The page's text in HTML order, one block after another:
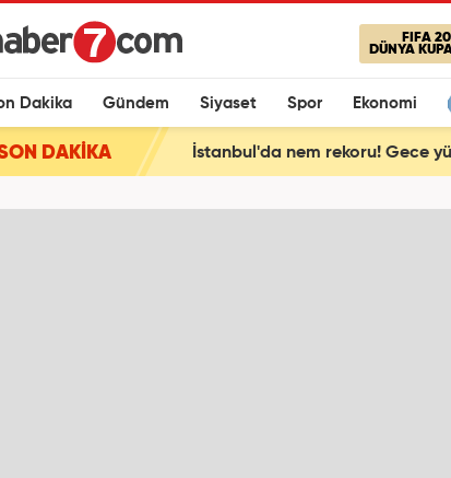
FIFA
DÜNYA
Dakika Gündem Siyaset Spor Ekonomi
DAKİKA İstanbul'da nem rekoru! Gece